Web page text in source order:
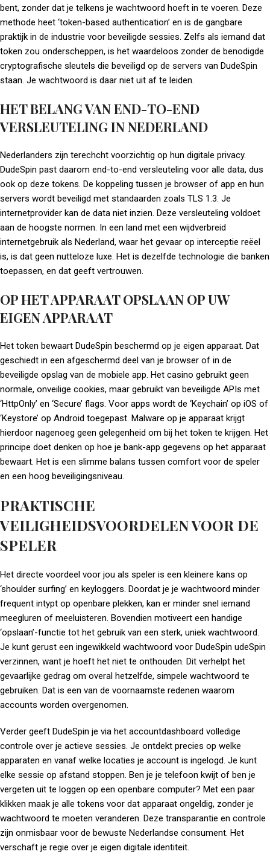
bent, zonder dat je telkens je wachtwoord hoeft in te voeren. Deze
methode heet ‘token-based authentication’ en is de gangbare
praktijk in de industrie voor beveiligde sessies. Zelfs als iemand dat
token zou onderscheppen, is het waardeloos zonder de benodigde
cryptografische sleutels die beveiligd op de servers van DudeSpin
staan. Je wachtwoord is daar niet uit af te leiden.
HET BELANG VAN END-TO-END
VERSLEUTELING IN NEDERLAND
Nederlanders zijn terechcht voorzichtig op hun digitale privacy.
DudeSpin past daarom end-to-end versleuteling voor alle data, dus
ook op deze tokens. De koppeling tussen je browser of app en hun
servers wordt beveiligd met standaarden zoals TLS 1.3. Je
internetprovider kan de data niet inzien. Deze versleuteling voldoet
aan de hoogste normen. In een land met een wijdverbreid
internetgebruik als Nederland, waar het gevaar op interceptie reëel
is, is dat geen nutteloze luxe. Het is dezelfde technologie die banken
toepassen, en dat geeft vertrouwen.
OP HET APPARAAT OPSLAAN OP UW
EIGEN APPARAAT
Het token bewaart DudeSpin beschermd op je eigen apparaat. Dat
geschiedt in een afgeschermd deel van je browser of in de
beveiligde opslag van de mobiele app. Het casino gebruikt geen
normale, onveilige cookies, maar gebruikt van beveiligde APIs met
‘HttpOnly’ en ‘Secure’ flags. Voor apps wordt de ‘Keychain’ op iOS of
‘Keystore’ op Android toegepast. Malware op je apparaat krijgt
hierdoor nagenoeg geen gelegenheid om bij het token te krijgen. Het
principe doet denken op hoe je bank-app gegevens op het apparaat
bewaart. Het is een slimme balans tussen comfort voor de speler
en een hoog beveiligingsniveau.
PRAKTISCHE
VEILIGHEIDSVOORDELEN VOOR DE
SPELER
Het directe voordeel voor jou als speler is een kleinere kans op
‘shoulder surfing’ en keyloggers. Doordat je je wachtwoord minder
frequent intypt op openbare plekken, kan er minder snel iemand
meegluren of meeluisteren. Bovendien motiveert een handige
‘opslaan’-functie tot het gebruik van een sterk, uniek wachtwoord.
Je kunt gerust een ingewikkeld wachtwoord voor DudeSpin udeSpin
verzinnen, want je hoeft het niet te onthouden. Dit verhelpt het
gevaarlijke gedrag om overal hetzelfde, simpele wachtwoord te
gebruiken. Dat is een van de voornaamste redenen waarom
accounts worden overgenomen.
Verder geeft DudeSpin je via het accountdashboard volledige
controle over je actieve sessies. Je ontdekt precies op welke
apparaten en vanaf welke locaties je account is ingelogd. Je kunt
elke sessie op afstand stoppen. Ben je je telefoon kwijt of ben je
vergeten uit te loggen op een openbare computer? Met een paar
klikken maak je alle tokens voor dat apparaat ongeldig, zonder je
wachtwoord te moeten veranderen. Deze transparantie en controle
zijn onmisbaar voor de bewuste Nederlandse consument. Het
verschaft je regie over je eigen digitale identiteit.